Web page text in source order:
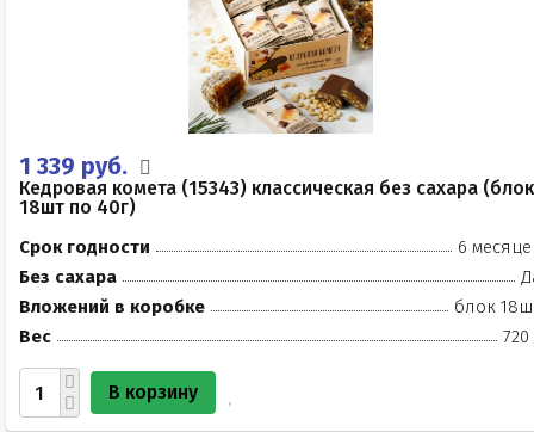
1 339 руб.
Кедровая комета (15343) классическая без сахара (блок
18шт по 40г)
Срок годности
6
Без сахара
Вложений в коробке
блок
Вес
720
В корзину